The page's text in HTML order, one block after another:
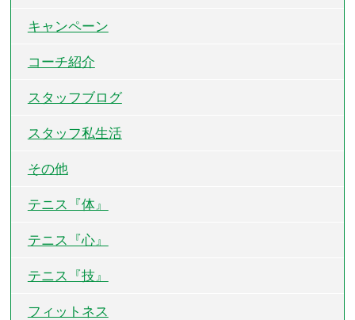
キャンペーン
コーチ紹介
スタッフブログ
スタッフ私生活
その他
テニス『体』
テニス『心』
テニス『技』
フィットネス